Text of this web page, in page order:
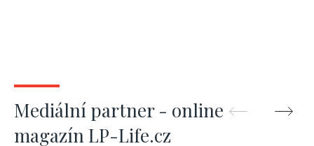
Mediální partner - online
magazín LP-Life.cz